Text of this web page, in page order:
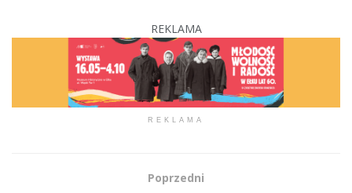
REKLAMA
REKLAMA
Poprzedni